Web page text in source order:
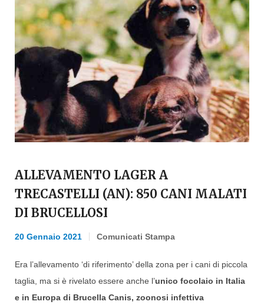
ALLEVAMENTO LAGER A
TRECASTELLI (AN): 850 CANI MALATI
DI BRUCELLOSI
20 Gennaio 2021 Comunicati Stampa
Era l’allevamento ‘di riferimento’ della zona per i cani di piccola
taglia, ma si è rivelato essere anche l’unico focolaio in Italia
e in Europa di Brucella Canis, zoonosi infettiva